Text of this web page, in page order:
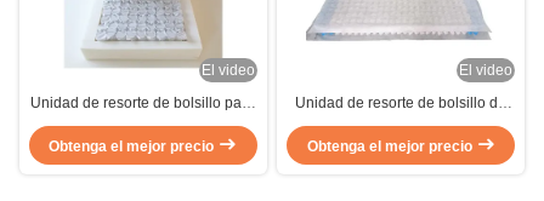
El video
Unidad de resorte de bolsillo para
sofá de tamaño personalizado de
20x20x4 pulgadas con alambre
de acero de alto carbono y
Obtenga el mejor precio
El video
Unidad de resorte de bolsillo de
colchón de alambre de acero de
alto carbono con tamaño
personalizado y cubierta de tela
Obtenga el mejor precio